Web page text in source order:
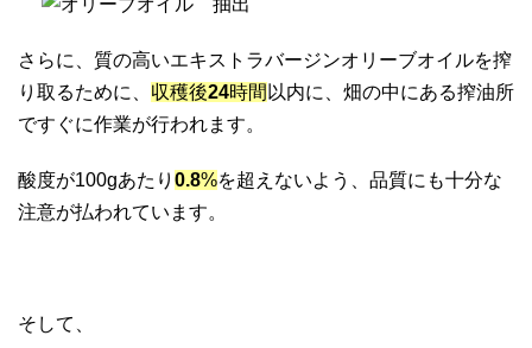
さらに、質の高いエキストラバージンオリーブオイルを搾
り取るために、 収穫後24時間以内に、畑の中にある搾油所
ですぐに作業が行われます。
酸度が100gあたり 0.8%を超えないよう、品質にも十分な
注意が払われています。
そして、